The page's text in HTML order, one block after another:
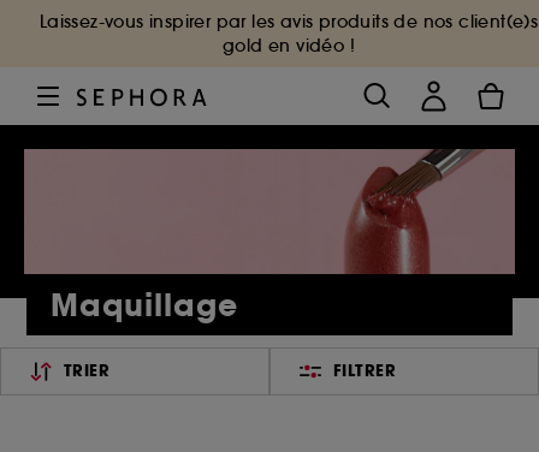
Laissez-vous inspirer par les avis produits de nos client(e)s
gold en vidéo !
Maquillage
TRIER FILTRER